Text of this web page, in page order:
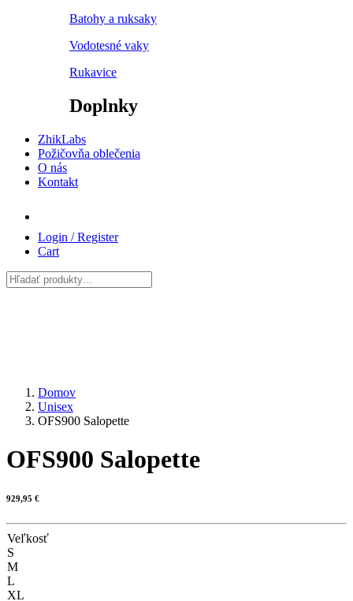
Batohy a ruksaky
Vodotesné vaky
Rukavice
Doplnky
ZhikLabs
Požičovňa oblečenia
O nás
Kontakt
Login / Register
Cart
Domov
Unisex
OFS900 Salopette
OFS900 Salopette
929,95 €
Veľkosť
S
M
L
XL